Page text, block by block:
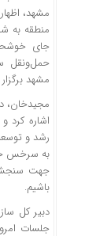
مشهد،
منطقه به
جای
حمل‌ونقل
مشهد
مجیدخان،
اشاره کرد
رشد و
به سرخس
جهت سنجش
باشیم.
دبیر کل
جلسات